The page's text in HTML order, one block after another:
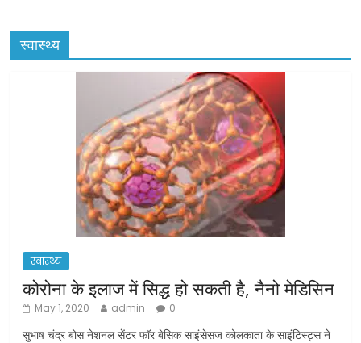
स्वास्थ्य
स्वास्थ्य
कोरोना के इलाज में सिद्ध हो सकती है, नैनो मेडिसिन
May 1, 2020 admin 0
सुभाष चंद्र बोस नेशनल सेंटर फॉर बेसिक साइंसेसज कोलकाता के साइंटिस्ट्स ने